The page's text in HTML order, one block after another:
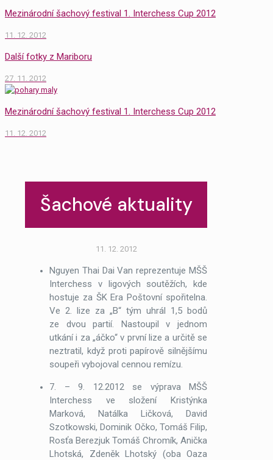
Mezinárodní šachový festival 1. Interchess Cup 2012
11. 12. 2012
Další fotky z Mariboru
27. 11. 2012
Mezinárodní šachový festival 1. Interchess Cup 2012
11. 12. 2012
Šachové aktuality
11. 12. 2012
Nguyen Thai Dai Van reprezentuje MŠŠ
Interchess v ligových soutěžích, kde
hostuje za ŠK Era Poštovní spořitelna.
Ve 2. lize za „B“ tým uhrál 1,5 bodů
ze dvou partií. Nastoupil v jednom
utkání i za „áčko“ v první lize a určitě se
neztratil, když proti papírově silnějšímu
soupeři vybojoval cennou remízu.
7. – 9. 12.2012 se výprava MŠŠ
Interchess ve složení Kristýnka
Marková, Natálka Ličková, David
Szotkowski, Dominik Očko, Tomáš Filip,
Rosťa Berezjuk Tomáš Chromík, Anička
Lhotská, Zdeněk Lhotský (oba Oaza